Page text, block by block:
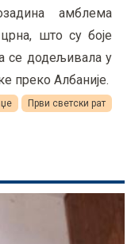
амблема
што су боје
се додељивала у
преко Албаније.
Први светски рат